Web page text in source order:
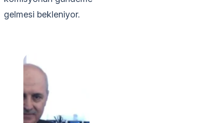
gelmesi bekleniyor.